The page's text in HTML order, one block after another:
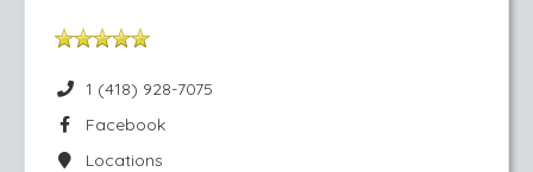
1 (418) 928-7075
Facebook
Locations